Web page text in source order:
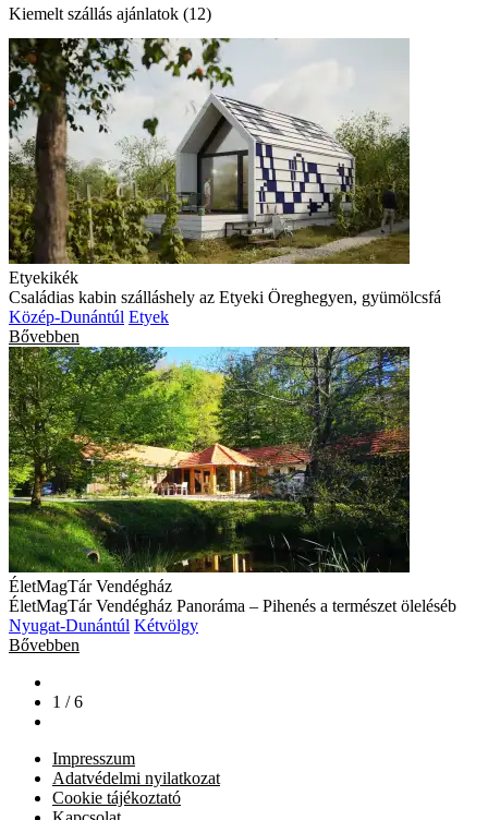
Kiemelt szállás ajánlatok (12)
Etyekikék
Családias kabin szálláshely az Etyeki Öreghegyen, gyümölcsfá
Közép-Dunántúl Etyek
Bővebben
ÉletMagTár Vendégház
ÉletMagTár Vendégház Panoráma – Pihenés a természet öleléséb
Nyugat-Dunántúl Kétvölgy
Bővebben
1 / 6
Impresszum
Adatvédelmi nyilatkozat
Cookie tájékoztató